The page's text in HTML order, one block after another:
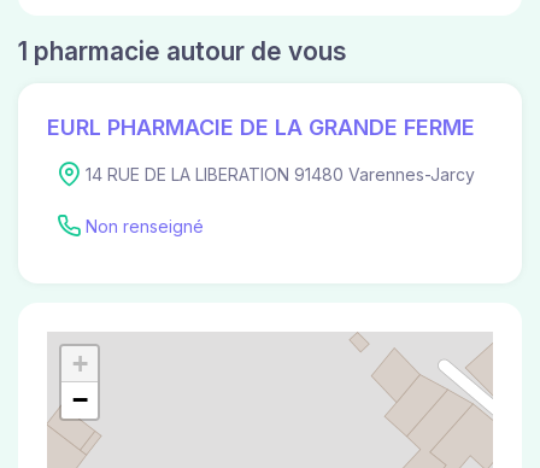
1 pharmacie autour de vous
EURL PHARMACIE DE LA GRANDE FERME
14 RUE DE LA LIBERATION 91480 Varennes-Jarcy
Non renseigné
+
−